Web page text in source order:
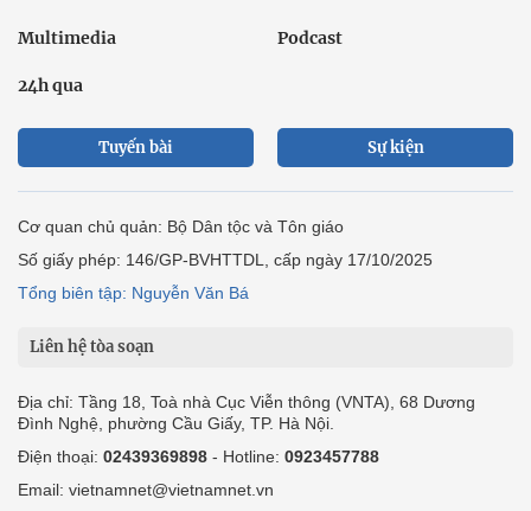
Multimedia Podcast
24h qua
Tuyến bài Sự kiện
Cơ quan chủ quản: Bộ Dân tộc và Tôn giáo
Số giấy phép: 146/GP-BVHTTDL, cấp ngày 17/10/2025
Tổng biên tập: Nguyễn Văn Bá
Liên hệ tòa soạn
Địa chỉ: Tầng 18, Toà nhà Cục Viễn thông (VNTA), 68 Dương
Đình Nghệ, phường Cầu Giấy, TP. Hà Nội.
Điện thoại: 02439369898 - Hotline: 0923457788
Email: vietnamnet@vietnamnet.vn